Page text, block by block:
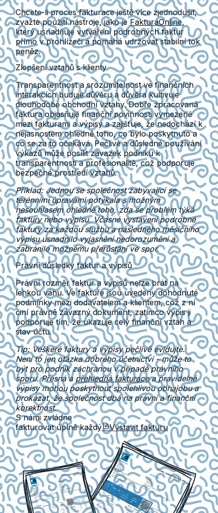
Chcete-li proces fakturace ještě více zjednodušit,
zvažte použití nástroje, jako jeFakturaOnline,
který usnadňuje vytváření podrobných faktur
přímo v prohlížeči a pomáhá udržovat stabilní tok
peněz.
Zlepšení vztahů s klienty
Transparentnost a srozumitelnost ve finančních
interakcích buduje důvěru a důvěra kultivuje
dlouhodobé obchodní vztahy. Dobře zpracovaná
faktura objasňuje finanční povinnosti vymezené
mezi fakturami a výpisy a zajišťuje, že nedochází k
nejasnostem ohledně toho, co bylo poskytnuto a
co se za to očekává. Pečlivé a důsledné používání
výkazů může posílit závazek podniku k
transparentnosti a profesionalitě, což podporuje
bezpečné prostředí vztahů.
Příklad: Jednou se společnost zabývající se
terénními úpravami potýkala s možným
nesouhlasem ohledně toho, zda se problém týká
faktury nebo výpisu. Včasné vystavení podrobné
faktury za každou službu a následného měsíčního
výpisu usnadnilo vyjasnění nedorozumění a
zabránilo možnému přerůstání ve spor.
Právní důsledky faktur a výpisů
Právní rozměr faktur a výpisů nelze brát na
lehkou váhu. Ve faktuře jsou uvedeny dohodnuté
podmínky mezi dodavatelem a klientem, což z ní
činí právně závazný dokument, zatímco výpis ji
podporuje tím, že ukazuje celý finanční vztah a
stav účtu.
Tip: Veškeré faktury a výpisy pečlivě evidujte.
Není to jen otázka dobrého účetnictví - může to
být pro podnik záchranou v případě právního
sporu. Přesná a přehledná fakturacea pravidelné
výpisy mohou poskytnout spolehlivou obhajobu a
prokázat, že společnost dbá na právní a finanční
korektnost.
S námi zvládne
fakturovat úplně každý
Vystavit fakturu